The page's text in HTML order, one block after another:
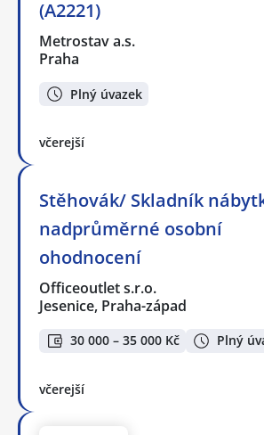
(A2221)
Metrostav a.s.
Praha
Plný úvazek
včerejší
Stěhovák/ Skladník
nadprůměrné osobní
ohodnocení
Officeoutlet s.r.o.
Jesenice, Praha-západ
30 000 – 35 000 Kč Plný
včerejší